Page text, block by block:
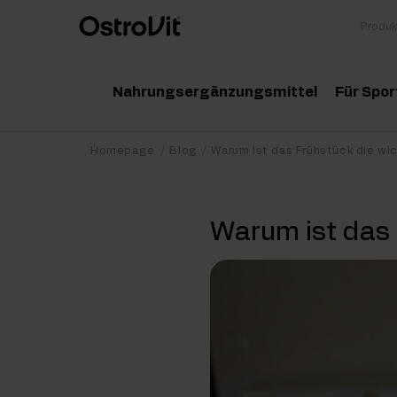
Nahrungsergänzungsmittel
Adaptogene
Mineralstoffe
Gesunde Fette
Für
Homepage Blog Warum ist das Frühstück die
Warum ist